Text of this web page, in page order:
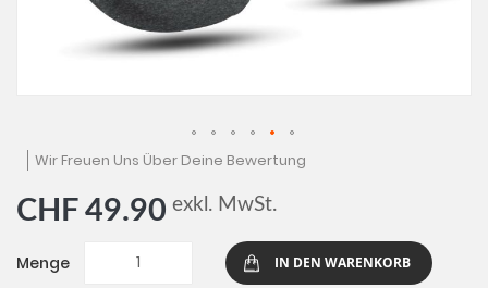
Wir Freuen Uns Über Deine Bewertung
CHF 49.90 exkl. MwSt.
Menge IN DEN WARENKORB
Zum
Anfang
der
Bildgalerie